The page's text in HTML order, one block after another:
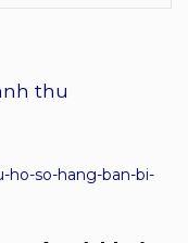
thu
ho-so-hang-ban-bi-